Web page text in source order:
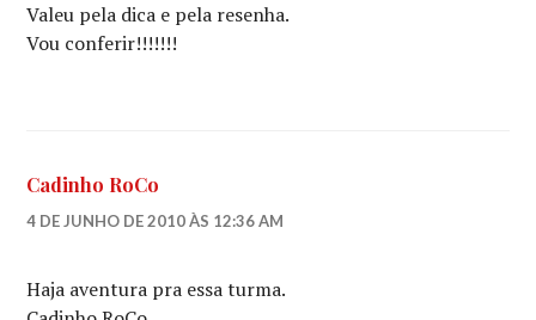
Valeu pela dica e pela resenha.
Vou conferir!!!!!!!
Cadinho RoCo
4 DE JUNHO DE 2010 ÀS 12:36 AM
Haja aventura pra essa turma.